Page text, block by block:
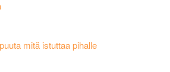
mitä istuttaa pihalle